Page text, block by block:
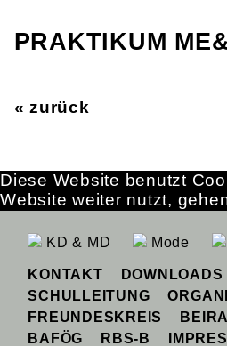
PRAKTIKUM
« zurück
KD & MD Mode
KONTAKT
DOWNLOADS
SCHULLEITUNG
FREUNDESKREIS
BAFÖG
RBS-B
Diese Website benutzt
Website weiter nutzt,